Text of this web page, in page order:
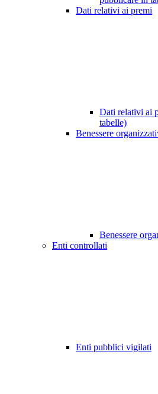
Dati relativi ai premi
Dati relativi ai
tabelle)
Benessere
Benessere
Enti controllati
Enti pubblici vigilati